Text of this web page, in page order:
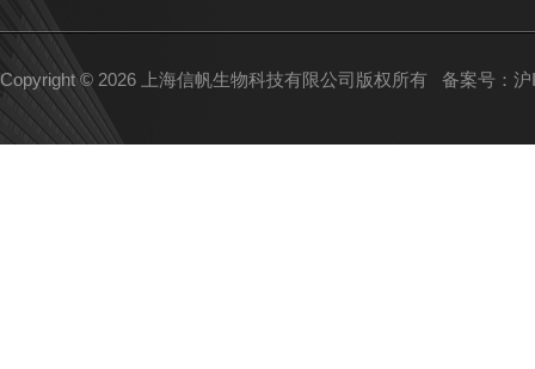
Copyright © 2026 上海信帆生物科技有限公司版权所有 备案号：